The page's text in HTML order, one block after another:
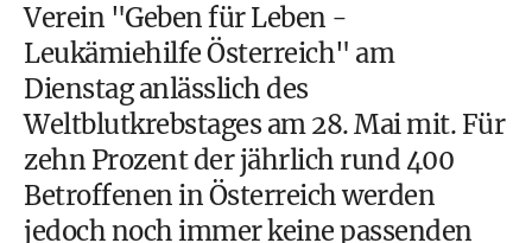
Verein "Geben für Leben -
Leukämiehilfe Österreich" am
Dienstag anlässlich des
Weltblutkrebstages am 28. Mai mit. Für
zehn Prozent der jährlich rund 400
Betroffenen in Österreich werden
jedoch noch immer keine passenden